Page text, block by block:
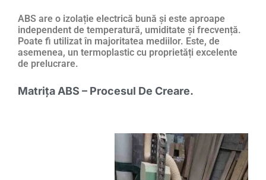
ABS are o izolație electrică bună și este aproape
independent de temperatură, umiditate și frecvență.
Poate fi utilizat în majoritatea mediilor. Este, de
asemenea, un termoplastic cu proprietăți excelente
de prelucrare.
Matrița ABS – Procesul De Creare.